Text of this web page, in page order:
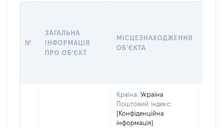
№
ЗАГАЛЬНА
ІНФОРМАЦІЯ
ПРО ОБʼЄКТ
МІСЦЕЗНАХОДЖЕННЯ
ОБʼЄКТА
Країна: Україна
Поштовий індекс:
[Конфіденційна
інформація]